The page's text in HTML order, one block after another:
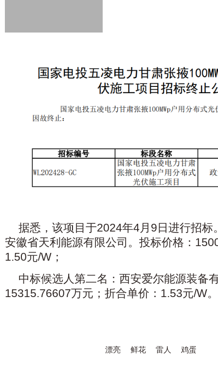
据悉，该项目于2024年4月9日进行招标
安徽省天利能源有限公司。投标价格：
1.50元/W；
中标候选人第二名：西安爱尔能源装备
15315.76607万元；折合单价：1.53元/W。
漂亮 鲜花 雷人 鸡蛋